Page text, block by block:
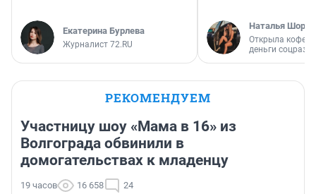
Екатерина Бурлева
Журналист 72.RU
Наталья
Открыла
деньги
РЕКОМЕНДУЕМ
Участницу шоу «Мама в 16» из
Волгограда обвинили в
домогательствах к младенцу
19 часов 16 658 24